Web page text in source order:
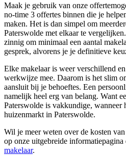
Maak je gebruik van onze
no-time 3 offertes binnen die je
maken. Het is dan simpel om
Paterswolde met elkaar te
zinnig om minimaal een aantal
gesprek, alvorens je je definitieve
Elke makelaar is weer verschillend
werkwijze mee. Daarom is het slim
aansluit bij je behoeftes. Een
namelijk heel erg van belang. Want
Paterswolde is vakkundige, wanneer
huizenmarkt in Paterswolde.
Wil je meer weten over de kosten
op onze uitgebreide informatiepagina
makelaar.